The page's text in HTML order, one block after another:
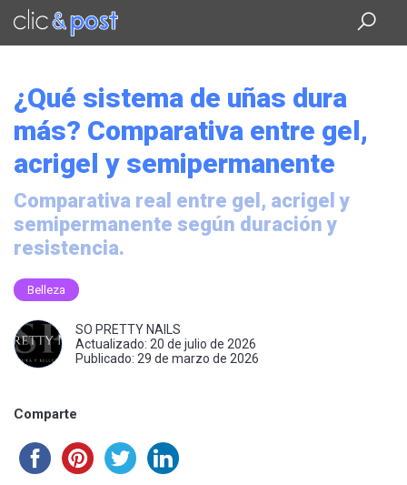
Saltar
contenido
¿Qué sistema de uñas dura
más? Comparativa entre gel,
acrigel y semipermanente
Comparativa real entre gel, acrigel y
semipermanente según duración y
resistencia.
Belleza
SO PRETTY NAILS
Actualizado: 20 de julio de 2026
Publicado: 29 de marzo de 2026
Comparte